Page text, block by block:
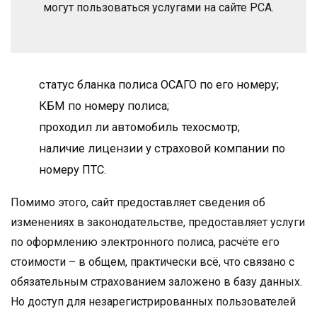
могут пользоваться услугами на сайте РСА.
статус бланка полиса ОСАГО по его номеру;
КБМ по номеру полиса;
проходил ли автомобиль техосмотр;
наличие лицензии у страховой компании по
номеру ПТС.
Помимо этого, сайт предоставляет сведения об
изменениях в законодательстве, предоставляет услуги
по оформлению электронного полиса, расчёте его
стоимости – в общем, практически всё, что связано с
обязательным страхованием заложено в базу данных.
Но доступ для незарегистрированных пользователей